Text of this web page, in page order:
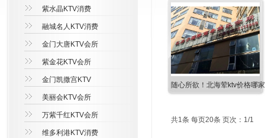
随心所欲！北海荤ktv价格哪
共1条 每页20条 页次：1/1
紫水晶KTV消费
融城名人KTV消费
金门大唐KTV会所
紫金花KTV会所
金门凯撒宫KTV
美丽会KTV会所
万紫千红KTV会所
维多利港KTV消费